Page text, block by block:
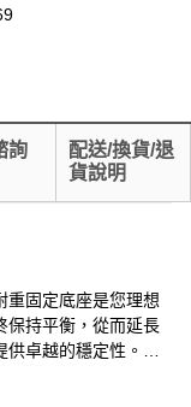
詢
配送/換貨/退
貨說明
重固定底座是您理想
保持平衡，從而延長
卓越的穩定性。此